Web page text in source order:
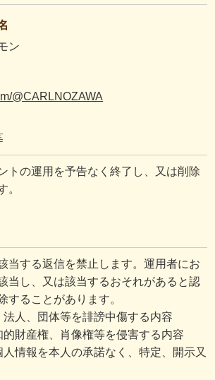
ン
@CARLNOZAWA
トの運用を予告なく終了し、又は削除
。
当する返信を禁止します。運用者にお
当し、又は該当するおそれがあると認
することがあります。
法人、団体等を誹謗中傷する内容
的財産権、肖像権等を侵害する内容
人情報を本人の承諾なく、特定、開示又